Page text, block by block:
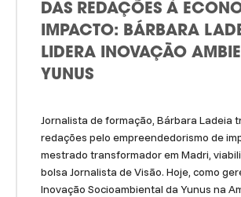
DAS REDAÇÕES À
IMPACTO: BÁRBARA
LIDERA INOVAÇÃO
YUNUS
Jornalista de formação, Bárbara Ladeia
redações pelo empreendedorismo de
mestrado transformador em Madri,
bolsa Jornalista de Visão. Hoje, como
Inovação Socioambiental da Yunus na